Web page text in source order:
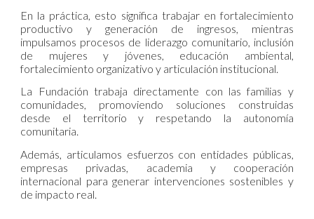
En la práctica, esto significa trabajar en fortalecimiento
productivo y generación de ingresos, mientras
impulsamos procesos de liderazgo comunitario, inclusión
de mujeres y jóvenes, educación ambiental,
fortalecimiento organizativo y articulación institucional.
La Fundación trabaja directamente con las familias y
comunidades, promoviendo soluciones construidas
desde el territorio y respetando la autonomía
comunitaria.
Además, articulamos esfuerzos con entidades públicas,
empresas privadas, academia y cooperación
internacional para generar intervenciones sostenibles y
de impacto real.